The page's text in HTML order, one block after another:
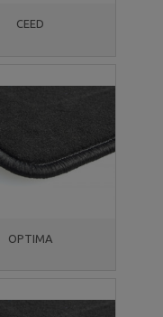
CEED
OPTIMA